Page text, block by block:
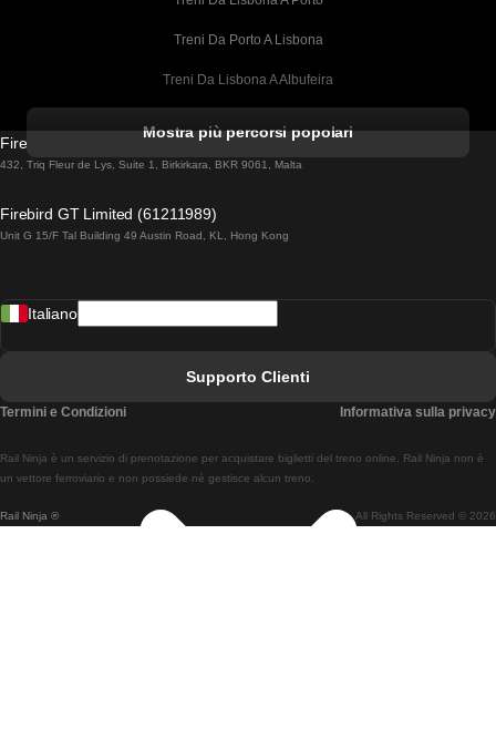
Treni Da Porto A Lisbona
Treni Da Lisbona A Albufeira
Treni Da Lisbona A Lagos
Treni Da Lisbona A Madrid
Treni Da Lisbon A Braga
Treni Da Braga A Lisbona
Mostra più percorsi popolari
Firebird GT Limited (OC 1451)
432, Triq Fleur de Lys, Suite 1, Birkirkara, BKR 9061, Malta
Firebird GT Limited (61211989)
Unit G 15/F Tal Building 49 Austin Road, KL, Hong Kong
Rail Ninja ® All Rights Reserved © 2026
Rail Ninja è un servizio di prenotazione per acquistare biglietti del treno online. Rail Ninja non è
un vettore ferroviario e non possiede né gestisce alcun treno.
Italiano
Supporto Clienti
Termini e Condizioni Informativa sulla privacy